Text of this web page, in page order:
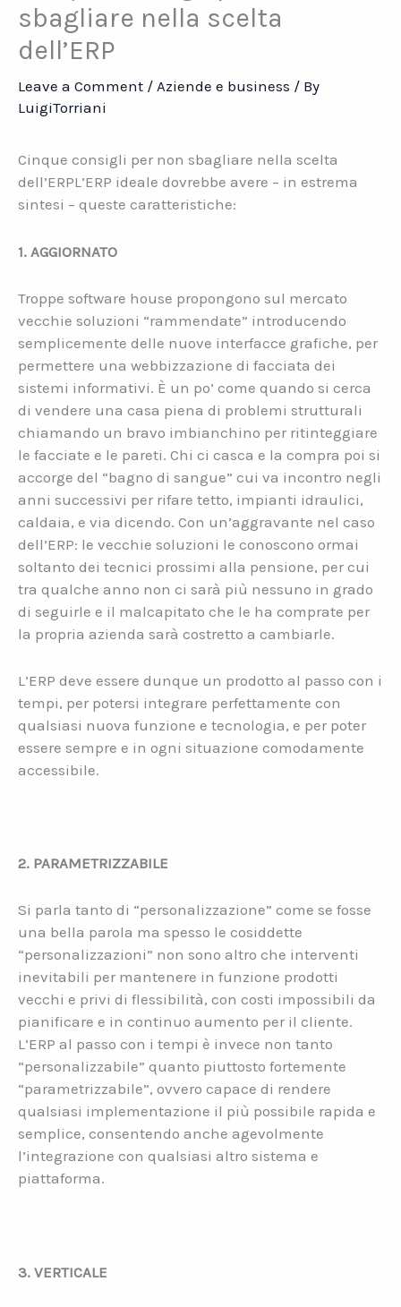
sbagliare nella scelta
dell’ERP
Leave a Comment / Aziende e business / By
LuigiTorriani
Cinque consigli per non sbagliare nella scelta
dell’ERPL’ERP ideale dovrebbe avere – in estrema
sintesi – queste caratteristiche:
1. AGGIORNATO
Troppe software house propongono sul mercato
vecchie soluzioni “rammendate” introducendo
semplicemente delle nuove interfacce grafiche, per
permettere una webbizzazione di facciata dei
sistemi informativi. È un po’ come quando si cerca
di vendere una casa piena di problemi strutturali
chiamando un bravo imbianchino per ritinteggiare
le facciate e le pareti. Chi ci casca e la compra poi si
accorge del “bagno di sangue” cui va incontro negli
anni successivi per rifare tetto, impianti idraulici,
caldaia, e via dicendo. Con un’aggravante nel caso
dell’ERP: le vecchie soluzioni le conoscono ormai
soltanto dei tecnici prossimi alla pensione, per cui
tra qualche anno non ci sarà più nessuno in grado
di seguirle e il malcapitato che le ha comprate per
la propria azienda sarà costretto a cambiarle.
L’ERP deve essere dunque un prodotto al passo con i
tempi, per potersi integrare perfettamente con
qualsiasi nuova funzione e tecnologia, e per poter
essere sempre e in ogni situazione comodamente
accessibile.
2. PARAMETRIZZABILE
Si parla tanto di “personalizzazione” come se fosse
una bella parola ma spesso le cosiddette
“personalizzazioni” non sono altro che interventi
inevitabili per mantenere in funzione prodotti
vecchi e privi di flessibilità, con costi impossibili da
pianificare e in continuo aumento per il cliente.
L’ERP al passo con i tempi è invece non tanto
“personalizzabile” quanto piuttosto fortemente
“parametrizzabile”, ovvero capace di rendere
qualsiasi implementazione il più possibile rapida e
semplice, consentendo anche agevolmente
l’integrazione con qualsiasi altro sistema e
piattaforma.
3. VERTICALE